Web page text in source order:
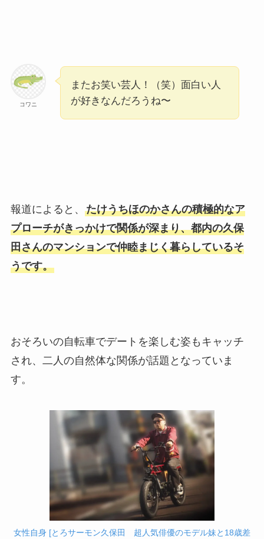
コワニ
またお笑い芸人！（笑）面白い人
が好きなんだろうね〜
報道によると、 たけうちほのかさんの積極的なア
プローチがきっかけで関係が深まり、都内の久保
田さんのマンションで仲睦まじく暮らしているそ
うです。
おそろいの自転車でデートを楽しむ姿もキャッチ
され、二人の自然体な関係が話題となっていま
す。
女性自身 [とろサーモン久保田 超人気俳優のモデル妹と18歳差